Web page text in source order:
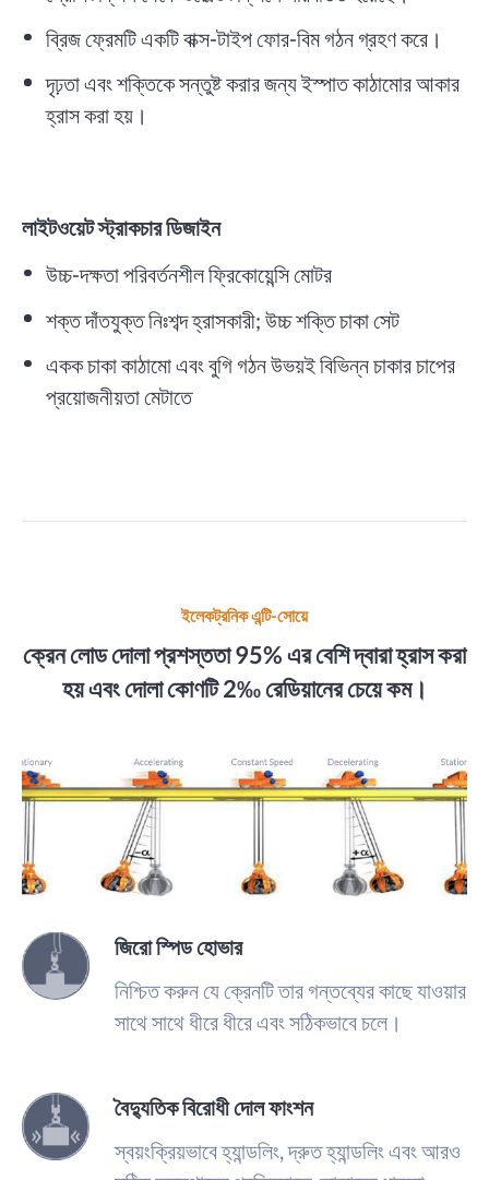
ব্রিজ ফ্রেমটি একটি বাক্স-টাইপ ফোর-বিম গঠন গ্রহণ করে।
দৃঢ়তা এবং শক্তিকে সন্তুষ্ট করার জন্য ইস্পাত কাঠামোর আকার
হ্রাস করা হয়।
লাইটওয়েট স্ট্রাকচার ডিজাইন
উচ্চ-দক্ষতা পরিবর্তনশীল ফ্রিকোয়েন্সি মোটর
শক্ত দাঁতযুক্ত নিঃশব্দ হ্রাসকারী; উচ্চ শক্তি চাকা সেট
একক চাকা কাঠামো এবং বুগি গঠন উভয়ই বিভিন্ন চাকার চাপের
প্রয়োজনীয়তা মেটাতে
ইলেকট্রনিক এন্টি-সোয়ে
ক্রেন লোড দোলা প্রশস্ততা 95% এর বেশি দ্বারা হ্রাস করা
হয় এবং দোলা কোণটি 2‰ রেডিয়ানের চেয়ে কম।
জিরো স্পিড হোভার
নিশ্চিত করুন যে ক্রেনটি তার গন্তব্যের কাছে যাওয়ার
সাথে সাথে ধীরে ধীরে এবং সঠিকভাবে চলে।
বৈদ্যুতিক বিরোধী দোল ফাংশন
স্বয়ংক্রিয়ভাবে হ্যান্ডলিং, দ্রুত হ্যান্ডলিং এবং আরও